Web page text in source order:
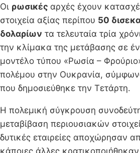
Οι ρωσικές αρχές έχουν
στοιχεία αξίας περίπου 50
δολαρίων τα τελευταία τρία
την κλίμακα της μετάβασης σε
μοντέλο τύπου «Ρωσία –
πολέμου στην Ουκρανία,
που δημοσιεύθηκε την Τετάρτη.
Η πολεμική σύγκρουση
μεταβίβαση περιουσιακών
δυτικές εταιρείες αποχώρησαν
κάποιες άλλες